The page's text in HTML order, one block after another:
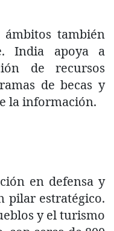
también
India apoya a
de recursos
de becas y
la información.
en defensa y
pilar estratégico.
y el turismo